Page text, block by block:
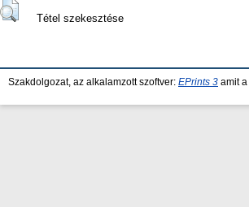
Tétel szekesztése
Szakdolgozat, az alkalamzott szoftver: EPrints 3 amit a